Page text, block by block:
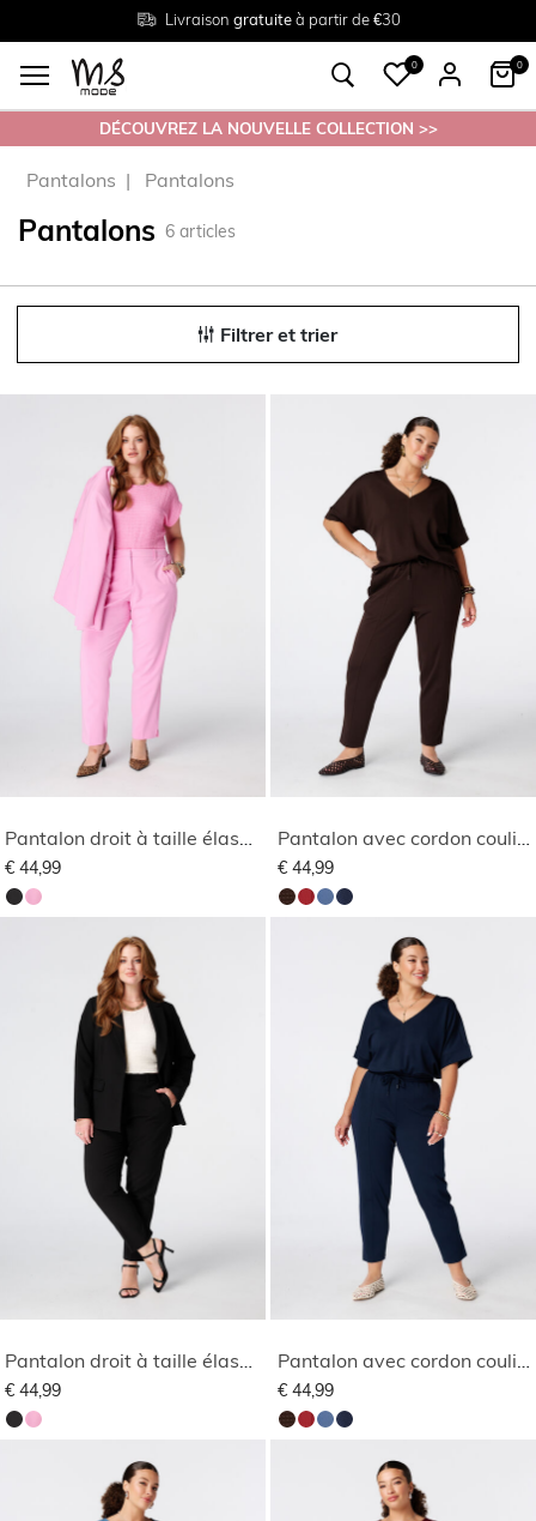
Livraison gratuiteà partir de €30
Tailles du38 au 54
Retourgratuit en magasin
0 0
DÉCOUVREZ LA NOUVELLE COLLECTION >>
Pantalons Pantalons
Pantalons 6 articles
Filtrer et trier
€ 44,99 € 44,99
€ 44,99 € 44,99